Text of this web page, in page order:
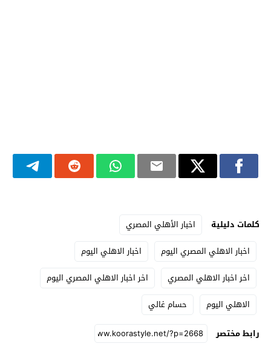
كلمات دليلية
اخبار الأهلي المصري
اخبار الاهلي المصري اليوم
اخبار الاهلي اليوم
اخر اخبار الاهلي المصري
اخر اخبار الاهلي المصري اليوم
الاهلي اليوم
حسام غالي
رابط مختصر